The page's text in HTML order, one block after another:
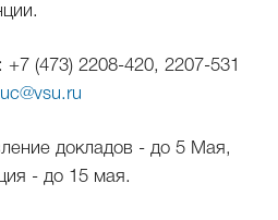
+7 (473) 2208-420, 2207-531
докладов - до 5 Мая,
- до 15 мая.